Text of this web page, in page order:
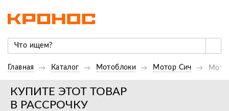
Главная Каталог Мотоблоки Мотор Сич
КУПИТЕ ЭТОТ ТОВАР
В РАССРОЧКУ